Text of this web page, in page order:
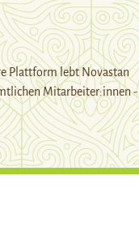
Plattform lebt Novastan
Mitarbeiter:innen -